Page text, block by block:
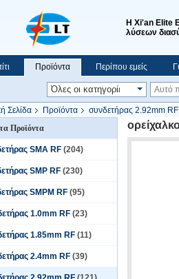
Η Xi'an Elite
λύσεων
Προϊόντα Περίπου εμείς
Εμφάνιση VR
Σελίδα Προϊόντα συνδετήρας 2.92mm RF
Προϊόντα
SMA RF (204)
SMP RF (230)
SMPM RF (95)
1.0mm RF (23)
1.85mm RF (11)
2.4mm RF (39)